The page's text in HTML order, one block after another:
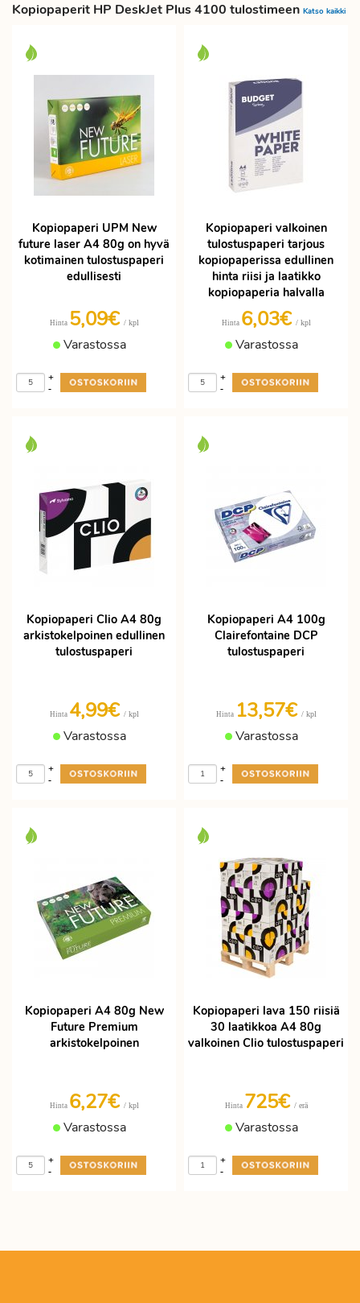
Kopiopaperit HP DeskJet Plus 4100 tulostimeen Katso kaikki
Kopiopaperi UPM New
future laser A4 80g on hyvä
kotimainen tulostuspaperi
edullisesti
Hinta 5,09€ / kpl
Varastossa
-
+
Kopiopaperi valkoinen
tulostuspaperi tarjous
kopiopaperissa edullinen
hinta riisi ja laatikko
kopiopaperia halvalla
Hinta 6,03€ / kpl
Varastossa
-
+
Kopiopaperi Clio A4 80g
arkistokelpoinen edullinen
tulostuspaperi
Hinta 4,99€ / kpl
Varastossa
-
+
Kopiopaperi A4 100g
Clairefontaine DCP
tulostuspaperi
Hinta 13,57€ / kpl
Varastossa
-
+
Kopiopaperi A4 80g New
Future Premium
arkistokelpoinen
Hinta 6,27€ / kpl
Varastossa
-
+
Kopiopaperi lava 150 riisiä
30 laatikkoa A4 80g
valkoinen Clio tulostuspaperi
Hinta 725€ / erä
Varastossa
-
+